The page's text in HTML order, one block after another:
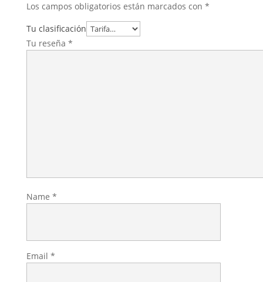
Los campos obligatorios están marcados con *
Tu clasificación
Tu reseña *
Name *
Email *